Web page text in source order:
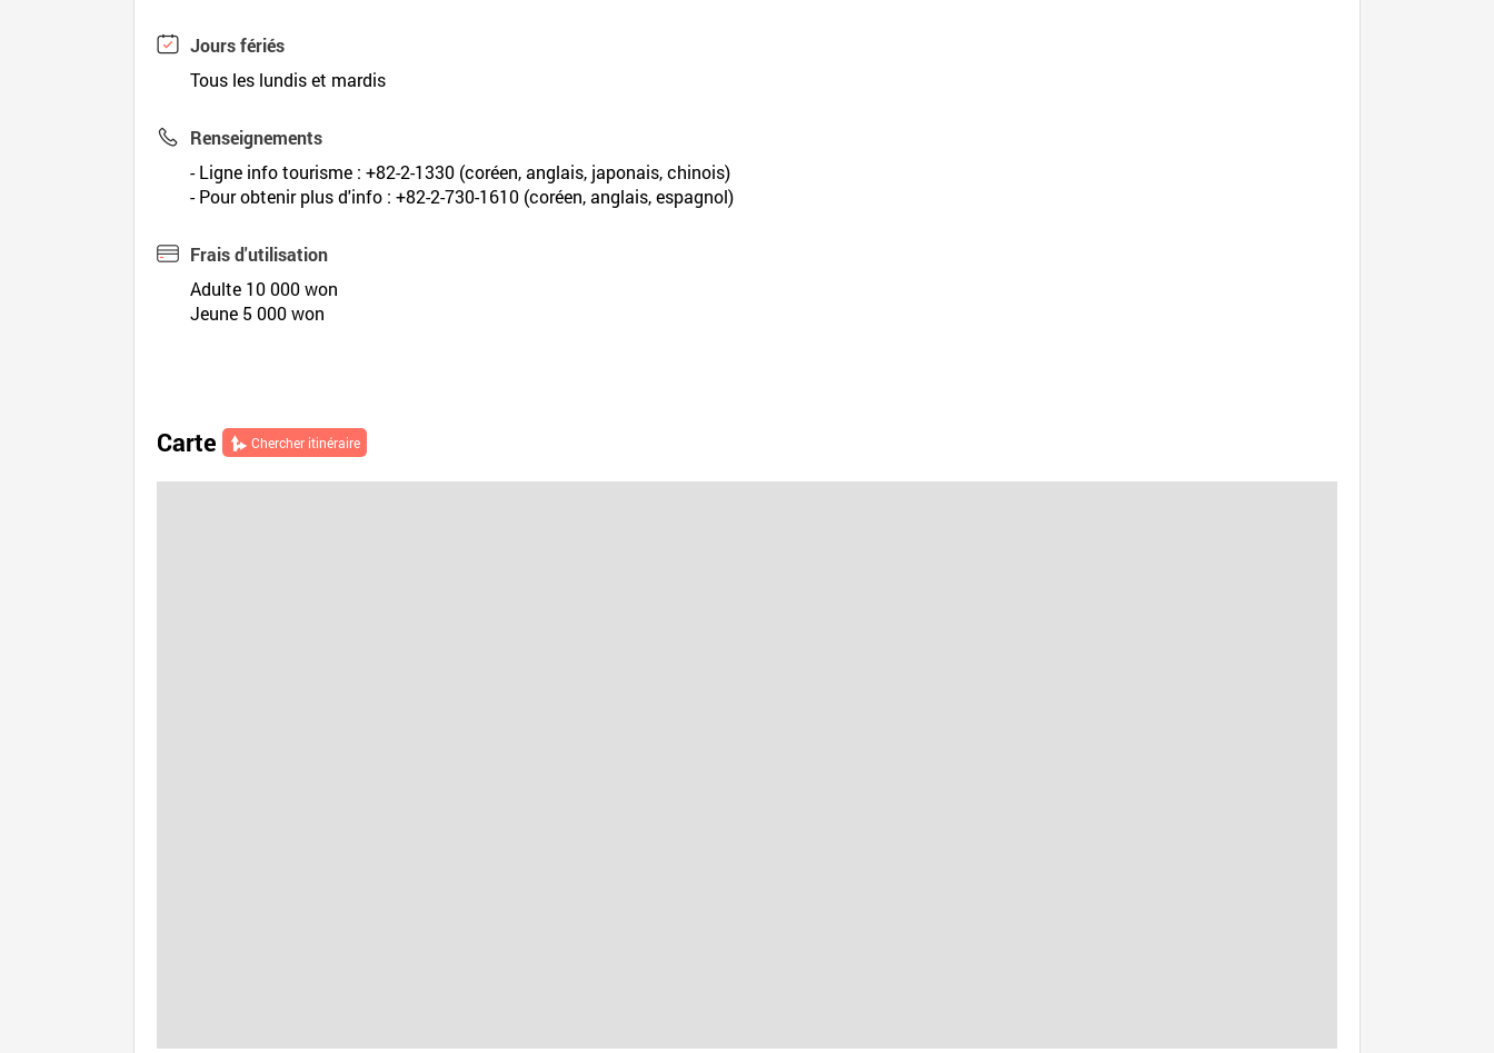
Jours fériés
Tous les lundis et mardis
Renseignements
- Ligne info tourisme : +82-2-1330 (coréen, anglais, japonais, chinois)
- Pour obtenir plus d'info : +82-2-730-1610 (coréen, anglais, espagnol)
Frais d'utilisation
Adulte 10 000 won
Jeune 5 000 won
Carte Chercher itinéraire